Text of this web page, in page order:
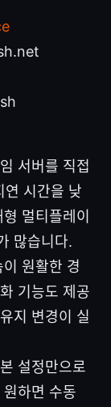
서버를 직접
연 시간을 낮
멀티플레이
많습니다.
원활한 경
기능도 제공
지 변경이 실
설정만으로
하면 수동